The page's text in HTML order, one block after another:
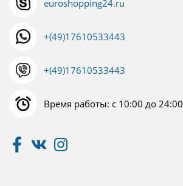
euroshopping24.ru
+(49)17610533443
+(49)17610533443
Время работы: с 10:00 до 24:00